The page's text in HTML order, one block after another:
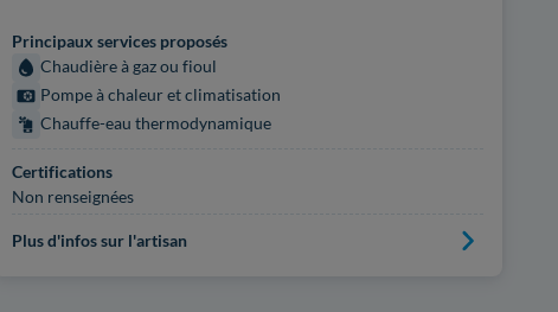
Principaux services proposés
Chaudière à gaz ou fioul
Pompe à chaleur et climatisation
Chauffe-eau thermodynamique
Certifications
Non renseignées
Plus d'infos sur l'artisan